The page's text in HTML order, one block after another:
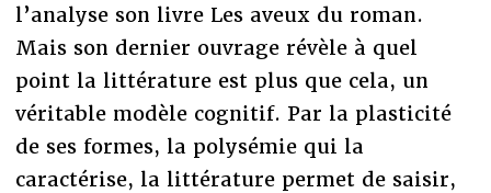
l’analyse son livre Les aveux du roman.
Mais son dernier ouvrage révèle à quel
point la littérature est plus que cela, un
véritable modèle cognitif. Par la plasticité
de ses formes, la polysémie qui la
caractérise, la littérature permet de saisir,